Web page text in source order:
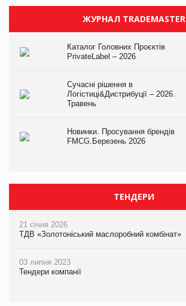
ЖУРНАЛ TRADEMASTER
Каталог Головних Проєктів
PrivateLabel – 2026
Сучасні рішення в
Логістиці&Дистрибуції – 2026.
Травень
Новинки. Просування брендів
FMCG.Березень 2026
ТЕНДЕРИ
21 січня 2026
ТДВ «Золотоніський маслоробний комбінат»
03 липня 2023
Тендери компанії